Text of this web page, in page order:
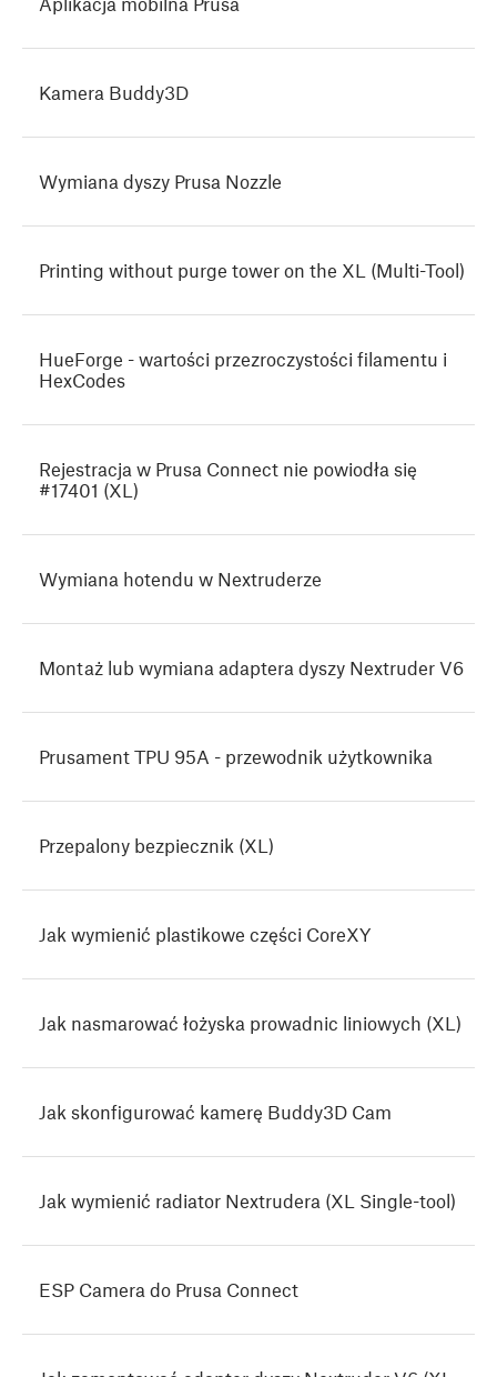
Kamera Buddy3D
Wymiana dyszy Prusa Nozzle
Printing without purge tower on the XL (Multi-Tool)
HueForge - wartości przezroczystości filamentu i
HexCodes
Rejestracja w Prusa Connect nie powiodła się
#17401 (XL)
Wymiana hotendu w Nextruderze
Montaż lub wymiana adaptera dyszy Nextruder V6
Prusament TPU 95A - przewodnik użytkownika
Przepalony bezpiecznik (XL)
Jak wymienić plastikowe części CoreXY
Jak nasmarować łożyska prowadnic liniowych (XL)
Jak skonfigurować kamerę Buddy3D Cam
Jak wymienić radiator Nextrudera (XL Single-tool)
ESP Camera do Prusa Connect